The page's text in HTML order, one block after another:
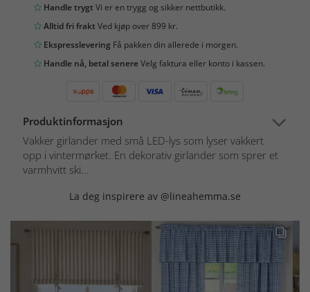
Handle trygtVi er en trygg og sikker nettbutikk.
Alltid fri fraktVed kjøp over 899 kr.
Ekspresslevering Få pakken din allerede i morgen.
Handle nå, betal senereVelg faktura eller konto i kassen.
Produktinformasjon
Vakker girlander med små LED-lys som lyser vakkert
opp i vintermørket. En dekorativ girlander som sprer et
varmhvitt ski...
La deg inspirere av @lineahemma.se